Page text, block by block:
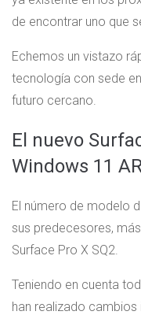
de encontrar uno que
Echemos un vistazo
tecnología con sede
futuro cercano.
El nuevo
Windows 11
El número de modelo
sus predecesores,
Surface Pro X SQ2.
Teniendo en cuenta
han realizado